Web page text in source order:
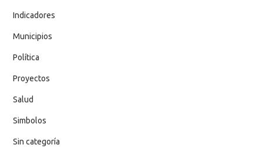
Indicadores
Municipios
Política
Proyectos
Salud
Simbolos
Sin categoría